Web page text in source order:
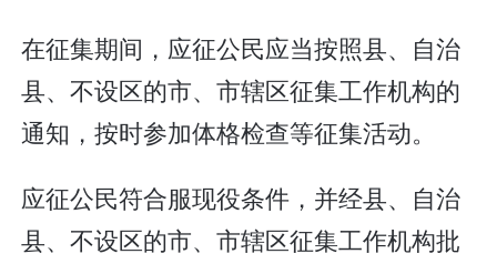
在征集期间，应征公民应当按照县、自治
县、不设区的市、市辖区征集工作机构的
通知，按时参加体格检查等征集活动。
应征公民符合服现役条件，并经县、自治
县、不设区的市、市辖区征集工作机构批